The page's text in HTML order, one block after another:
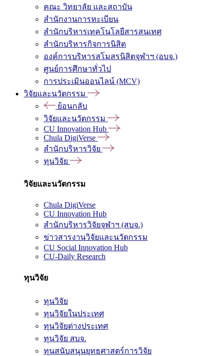
คณะ วิทยาลัย และสถาบัน
สำนักงานการทะเบียน
สำนักบริหารเทคโนโลยีสารสนเทศ
สำนักบริหารกิจการนิสิต
องค์การบริหารสโมสรนิสิตจุฬาฯ (อบจ.)
ศูนย์การศึกษาทั่วไป
การประเมินออนไลน์ (MCV)
วิจัยและนวัตกรรม
ย้อนกลับ
วิจัยและนวัตกรรม
CU Innovation Hub
Chula DigiVerse
สำนักบริหารวิจัย
ทุนวิจัย
วิจัยและนวัตกรรม
Chula DigiVerse
CU Innovation Hub
สำนักบริหารวิจัยจุฬาฯ (สบจ.)
ข่าวสารงานวิจัยและนวัตกรรม
CU Social Innovation Hub
CU-Daily Research
ทุนวิจัย
ทุนวิจัย
ทุนวิจัยในประเทศ
ทุนวิจัยต่างประเทศ
ทุนวิจัย สบจ.
ทุนสนับสนุนยุทธศาสตร์การวิจัย